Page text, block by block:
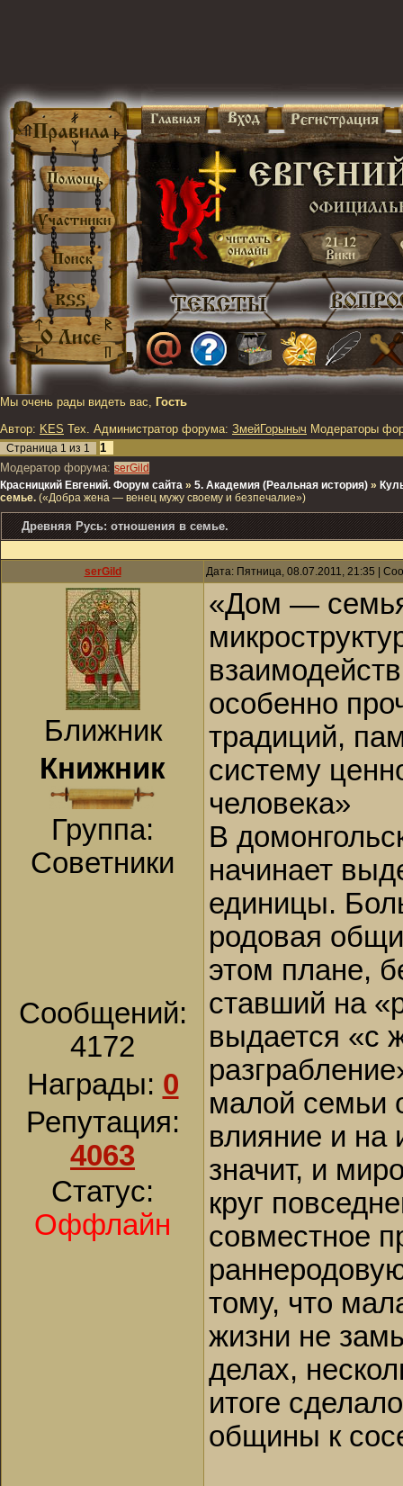
Мы очень рады видеть вас, Гость
Автор: KES Тех. Администратор форума: ЗмейГорыныч Модераторы
Страница 1 из 1
1
Модератор форума: serGild
Красницкий Евгений. Форум сайта » 5. Академия (Реальная история) »
семье. («Добра жена — венец мужу своему и безпечалие»)
Древняя Русь: отношения в семье.
serGild Дата: Пятница, 08.07.2011, 21:35 |
Ближник
Книжник
Группа:
Советники
Сообщений:
4172
Награды: 0
Репутация:
4063
Статус:
Оффлайн
«Дом —
особенно
традиций,
систему
человека»
В
начинает
единицы.
родовая
этом плане,
ставший на
выдается «с
малой семьи
влияние и на
значит, и
круг
совместное
тому, что
жизни не
делах,
итоге
общины к